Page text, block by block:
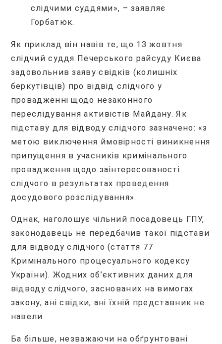
слідчими суддями», – заявляє
Горбатюк.
Як приклад він навів те, що 13 жовтня
слідчий суддя Печерського райсуду Києва
задовольнив заяву свідків (колишніх
беркутівців) про відвід слідчого у
провадженні щодо незаконного
переслідування активістів Майдану. Як
підставу для відводу слідчого зазначено: «з
метою виключення ймовірності виникнення
припущення в учасників кримінального
провадження щодо заінтересованості
слідчого в результатах проведення
досудового розслідування».
Однак, наголошує чільний посадовець ГПУ,
законодавець не передбачив такої підстави
для відводу слідчого (стаття 77
Кримінального процесуального кодексу
України). Жодних об’єктивних даних для
відводу слідчого, заснованих на вимогах
закону, ані свідки, ані їхній представник не
навели.
Ба більше, незважаючи на обґрунтовані